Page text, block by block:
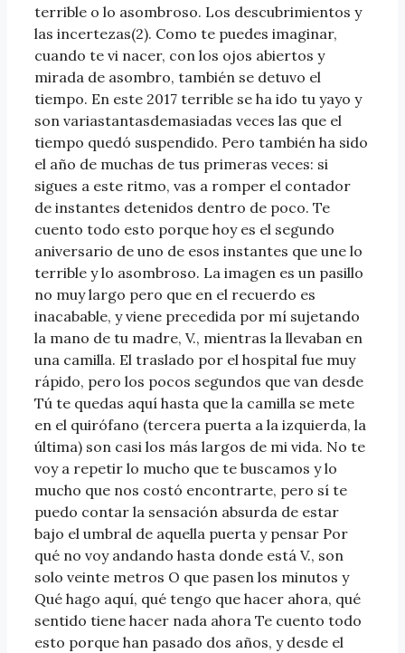
terrible o lo asombroso. Los descubrimientos y
las incertezas(2). Como te puedes imaginar,
cuando te vi nacer, con los ojos abiertos y
mirada de asombro, también se detuvo el
tiempo. En este 2017 terrible se ha ido tu yayo y
son variastantasdemasiadas veces las que el
tiempo quedó suspendido. Pero también ha sido
el año de muchas de tus primeras veces: si
sigues a este ritmo, vas a romper el contador
de instantes detenidos dentro de poco. Te
cuento todo esto porque hoy es el segundo
aniversario de uno de esos instantes que une lo
terrible y lo asombroso. La imagen es un pasillo
no muy largo pero que en el recuerdo es
inacabable, y viene precedida por mí sujetando
la mano de tu madre, V., mientras la llevaban en
una camilla. El traslado por el hospital fue muy
rápido, pero los pocos segundos que van desde
Tú te quedas aquí hasta que la camilla se mete
en el quirófano (tercera puerta a la izquierda, la
última) son casi los más largos de mi vida. No te
voy a repetir lo mucho que te buscamos y lo
mucho que nos costó encontrarte, pero sí te
puedo contar la sensación absurda de estar
bajo el umbral de aquella puerta y pensar Por
qué no voy andando hasta donde está V., son
solo veinte metros O que pasen los minutos y
Qué hago aquí, qué tengo que hacer ahora, qué
sentido tiene hacer nada ahora Te cuento todo
esto porque han pasado dos años, y desde el